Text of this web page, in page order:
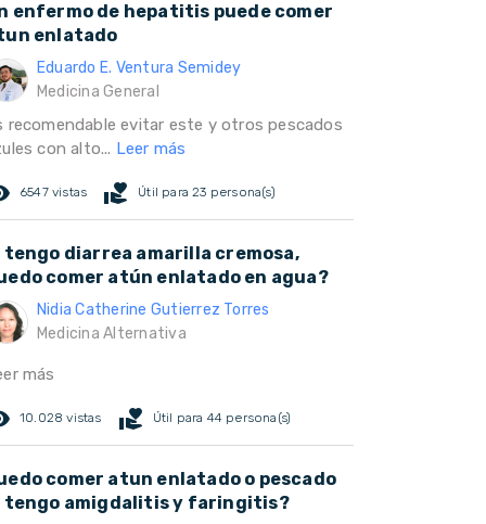
enfermo de hepatitis puede comer
enlatado
Eduardo E. Ventura Semidey
Medicina General
recomendable evitar este y otros pescados
con alto... Leer más
6547 vistas volunteer_activism Útil para 23 persona(s)
tengo diarrea amarilla cremosa,
comer atún enlatado en agua?
Nidia Catherine Gutierrez Torres
Medicina Alternativa
más
10.028 vistas volunteer_activism Útil para 44 persona(s)
comer atun enlatado o pescado
tengo amigdalitis y faringitis?